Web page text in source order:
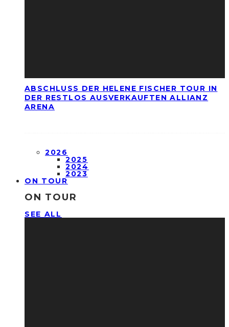
ABSCHLUSS DER HELENE FISCHER TOUR IN
DER RESTLOS AUSVERKAUFTEN ALLIANZ
ARENA
2026
2025
2024
2023
ON TOUR
ON TOUR
SEE ALL